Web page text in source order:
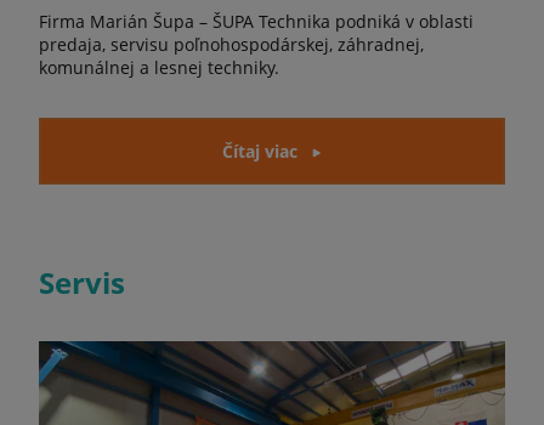
Firma Marián Šupa – ŠUPA Technika podniká v oblasti
predaja, servisu poľnohospodárskej, záhradnej,
komunálnej a lesnej techniky.
Čítaj viac
Servis